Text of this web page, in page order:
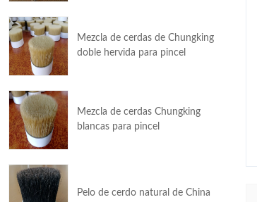
Mezcla de cerdas de Chungking
doble hervida para pincel
Mezcla de cerdas Chungking
blancas para pincel
Pelo de cerdo natural de China